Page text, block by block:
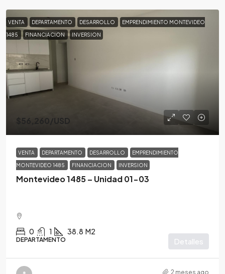
VENTA DEPARTAMENTO DESARROLLO EMPRENDIMIENTO MONTEVIDEO
1485 FINANCIACION INVERSION
$56,260/USD
VENTA DEPARTAMENTO DESARROLLO EMPRENDIMIENTO
MONTEVIDEO 1485 FINANCIACION INVERSION
Montevideo 1485 – Unidad 01-03
0 1 38.8 M2
DEPARTAMENTO Detalles
2 meses ago